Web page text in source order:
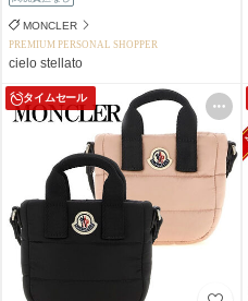
MONCLER
PREMIUM PERSONAL SHOPPER
cielo stellato
タイムセール